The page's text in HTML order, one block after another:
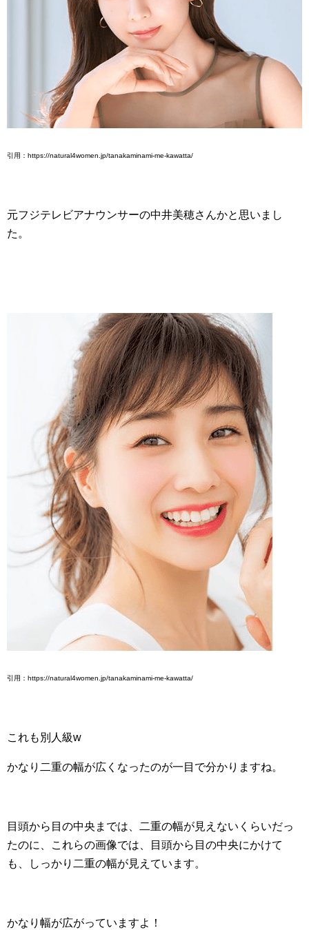
引用：https://natural4women.jp/tanakaminami-me-kawatta/
元フジテレビアナウンサーの中井美穂さんかと思いまし
た。
引用：https://natural4women.jp/tanakaminami-me-kawatta/
これも別人級w
かなり二重の幅が広くなったのが一目で分かりますね。
目頭から目の中央までは、二重の幅が見えないくらいだっ
たのに、これらの画像では、目頭から目の中央にかけて
も、しっかり二重の幅が見えています。
かなり幅が広がっていますよ！